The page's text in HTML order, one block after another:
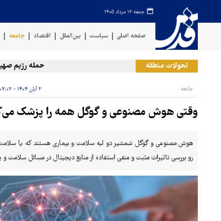
جمعه ۱۶ مرداد ۱۴۰۵
صفحه اصلی سیاست بین‌الملل اقتصاد جامعه
تحولات منطقه حمله رژیم
جامعه ۲ آبان ۱۴۰۴ - ۰۷:۰۲
وقتی هوش مصنوعی و گوگل همه را پزشک
هوش مصنوعی و گوگل شمشیر دو لبه سلامت و بیماری هستند که یا سلامت
رو بررسی تاثیرات مثبت و منفی استفاده از منابع دیجیتال در مسائل